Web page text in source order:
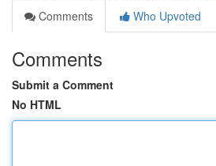
Comments
Who Upvoted
Comments
Submit a Comment
No HTML